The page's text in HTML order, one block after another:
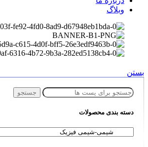
وبلاگ
بستن
جستجو
دسته بندی محصولات